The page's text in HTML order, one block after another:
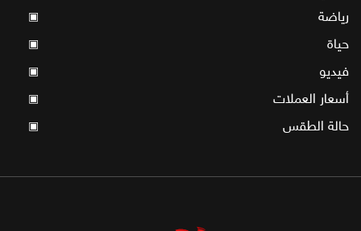
رياضة ▣
حياة ▣
فيديو ▣
أسعار العملات ▣
حالة الطقس ▣